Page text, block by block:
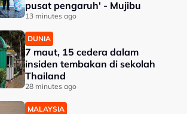
pusat pengaruh' - Mujibu
13 minutes ago
DUNIA
7 maut, 15 cedera dalam
insiden tembakan di sekolah
Thailand
28 minutes ago
MALAYSIA